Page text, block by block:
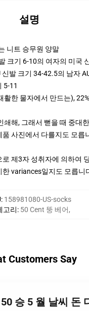
설명
니트 승무원 양말
크기 6-10의 여자의 미국
발 크기 34-42.5의 남자
5-11
활한 물자에서 만드는),
쇄해, 그래서 뻗을 때 중대
사진에서 다를지도 모릅
제3자 성취자에 의하여
variances일지도 모릅니
: 158981080-US-socks
고리: 50 Cent 뚱 베어,
Customers Say
승 5 월 날씨 돈